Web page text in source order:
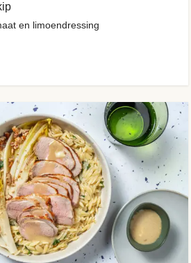
en limoendressing